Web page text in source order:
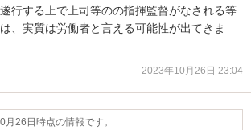
行する上で上司等のの指揮監督がなされる等
、実質は労働者と言える可能性が出てきま
2023年10月26日 23:04
26日時点の情報です。